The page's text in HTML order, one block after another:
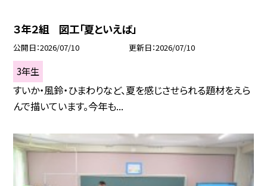
３年２組 図工「夏といえば」
公開日 2026/07/10 更新日 2026/07/10
3年生
すいか・風鈴・ひまわりなど、夏を感じさせられる題材をえら
んで描いています。今年も...